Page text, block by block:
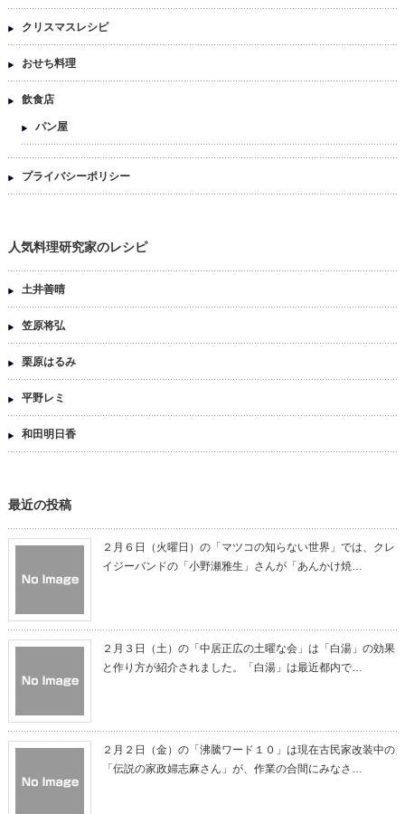
クリスマスレシピ
おせち料理
飲食店
パン屋
プライバシーポリシー
人気料理研究家のレシピ
土井善晴
笠原将弘
栗原はるみ
平野レミ
和田明日香
最近の投稿
２月６日（火曜日）の「マツコの知らない世界」では、クレ
イジーバンドの「小野瀬雅生」さんが「あんかけ焼…
２月３日（土）の「中居正広の土曜な会」は「白湯」の効果
と作り方が紹介されました。「白湯」は最近都内で…
２月２日（金）の「沸騰ワード１０」は現在古民家改装中の
「伝説の家政婦志麻さん」が、作業の合間にみなさ…